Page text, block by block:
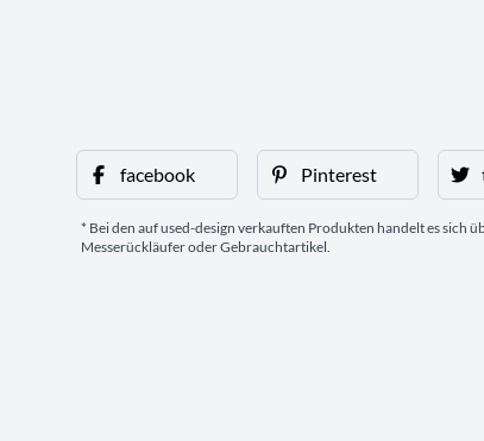
facebook Pinterest
* Bei den auf used-design verkauften Produkten handelt es sich
Messerückläufer oder Gebrauchtartikel.